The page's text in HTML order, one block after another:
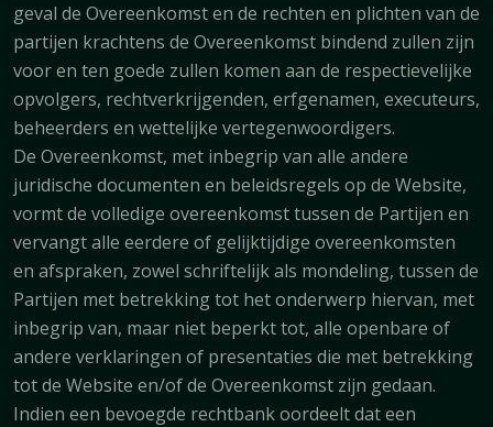
geval de Overeenkomst en de rechten en plichten van de
partijen krachtens de Overeenkomst bindend zullen zijn
voor en ten goede zullen komen aan de respectievelijke
opvolgers, rechtverkrijgenden, erfgenamen, executeurs,
beheerders en wettelijke vertegenwoordigers.
De Overeenkomst, met inbegrip van alle andere
juridische documenten en beleidsregels op de Website,
vormt de volledige overeenkomst tussen de Partijen en
vervangt alle eerdere of gelijktijdige overeenkomsten
en afspraken, zowel schriftelijk als mondeling, tussen de
Partijen met betrekking tot het onderwerp hiervan, met
inbegrip van, maar niet beperkt tot, alle openbare of
andere verklaringen of presentaties die met betrekking
tot de Website en/of de Overeenkomst zijn gedaan.
Indien een bevoegde rechtbank oordeelt dat een